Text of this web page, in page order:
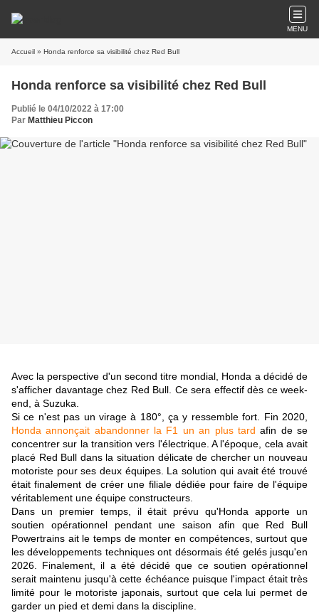
MENU
Accueil » Honda renforce sa visibilité chez Red Bull
Honda renforce sa visibilité chez Red Bull
Publié le 04/10/2022 à 17:00
Par Matthieu Piccon
Avec la perspective d'un second titre mondial, Honda a décidé de
s'afficher davantage chez Red Bull. Ce sera effectif dès ce week-
end, à Suzuka.
Si ce n'est pas un virage à 180°, ça y ressemble fort. Fin 2020,
Honda annonçait abandonner la F1 un an plus tard afin de se
concentrer sur la transition vers l'électrique. A l'époque, cela avait
placé Red Bull dans la situation délicate de chercher un nouveau
motoriste pour ses deux équipes. La solution qui avait été trouvé
était finalement de créer une filiale dédiée pour faire de l'équipe
véritablement une équipe constructeurs.
Dans un premier temps, il était prévu qu'Honda apporte un
soutien opérationnel pendant une saison afin que Red Bull
Powertrains ait le temps de monter en compétences, surtout que
les développements techniques ont désormais été gelés jusqu'en
2026. Finalement, il a été décidé que ce soutien opérationnel
serait maintenu jusqu'à cette échéance puisque l'impact était très
limité pour le motoriste japonais, surtout que cela lui permet de
garder un pied et demi dans la discipline.